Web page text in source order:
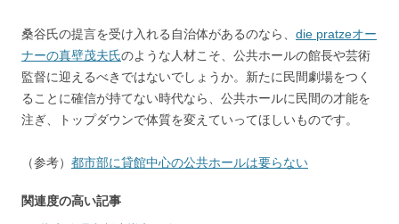
桑谷氏の提言を受け入れる自治体があるのなら、 die pratzeオー
ナーの真壁茂夫氏のような人材こそ、公共ホールの館長や芸術
監督に迎えるべきではないでしょうか。新たに民間劇場をつく
ることに確信が持てない時代なら、公共ホールに民間の才能を
注ぎ、トップダウンで体質を変えていってほしいものです。
（参考） 都市部に貸館中心の公共ホールは要らない
関連度の高い記事